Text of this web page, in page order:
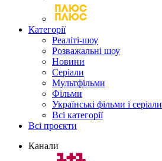
Категорії
Реаліті-шоу
Розважальні шоу
Новини
Серіали
Мультфільми
Фільми
Українські фільми і серіали
Всі категорії
Всі проєкти
Канали